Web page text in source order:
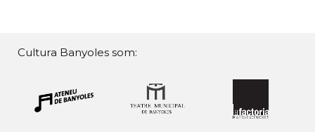
Cultura Banyoles som: